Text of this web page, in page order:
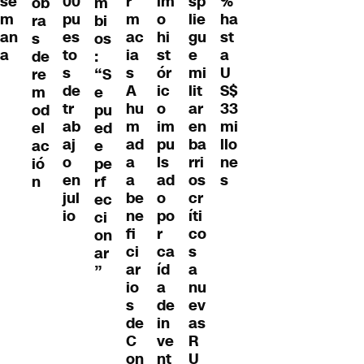
m
an
a
ra
s
de
re
m
od
el
ac
ió
n
pu
es
to
s
de
tr
ab
aj
o
en
jul
io
bi
os
:
“S
e
pu
ed
e
pe
rf
ec
ci
on
ar
”
m
ac
ia
s
A
hu
m
ad
a
a
be
ne
fi
ci
ar
io
s
de
C
on
o
hi
st
ór
ic
o
im
pu
ls
ad
o
po
r
ca
íd
a
de
in
ve
nt
lie
gu
e
mi
lit
ar
en
ba
rri
os
cr
íti
co
s
a
nu
ev
as
R
U
ha
st
a
U
S$
33
mi
llo
ne
s